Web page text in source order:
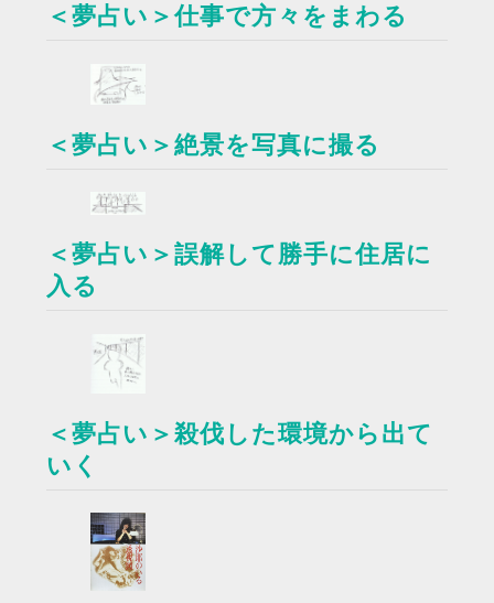
＜夢占い＞仕事で方々をまわる
＜夢占い＞絶景を写真に撮る
＜夢占い＞誤解して勝手に住居に
入る
＜夢占い＞殺伐した環境から出て
いく